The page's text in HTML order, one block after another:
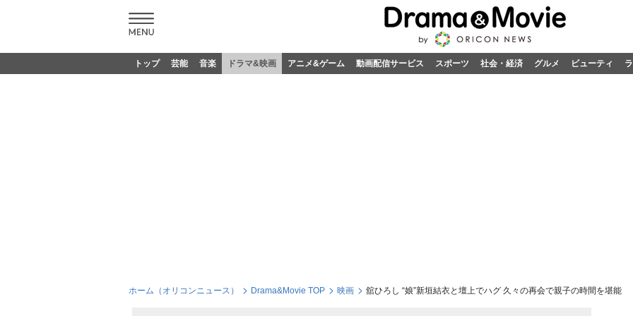
トップ 芸能 音楽 ドラマ&映画 アニメ&ゲーム 動画配信サービス スポーツ 社会・経済 グルメ ビューティ
ホーム（オリコンニュース） Drama&Movie TOP 映画 舘ひろし “娘”新垣結衣と壇上でハグ 久々の再会で親子の時間を堪能